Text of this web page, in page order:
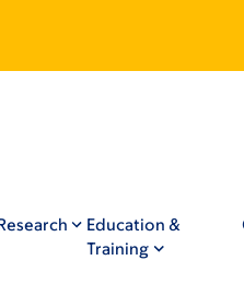
Education &
Training